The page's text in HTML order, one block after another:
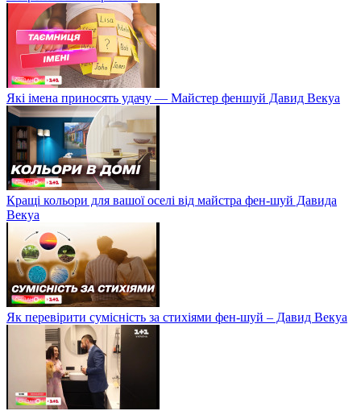
Які імена приносять удачу — Майстер феншуй Давид Векуа
Кращі кольори для вашої оселі від майстра фен-шуй Давида
Векуа
Як перевірити сумісність за стихіями фен-шуй – Давид Векуа